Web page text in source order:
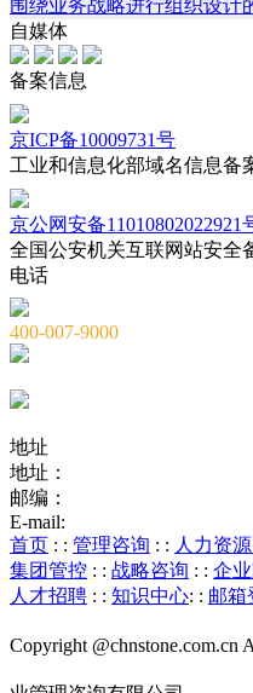
围绕业务战略进行组织设计
自媒体
备案信息
京ICP备10009731号
工业和信息化部域名信息备
京公网安备11010802022921
全国公安机关互联网站安全
电话
400-007-9000
地址
地址：
邮编：
E-mail:
首页 : : 管理咨询 : : 人力资
集团管控 : : 战略咨询 : : 企
人才招聘 : : 知识中心: : 邮箱
Copyright